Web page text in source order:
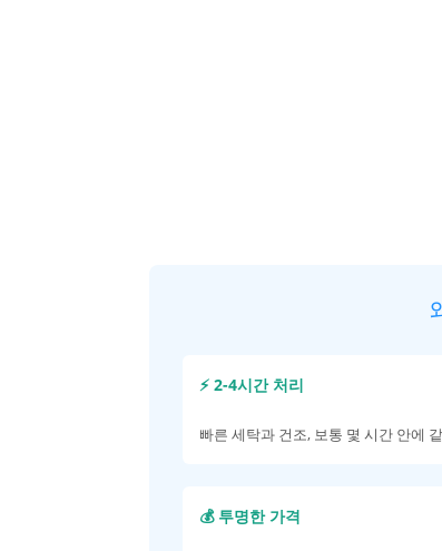
⚡ 2-4시간 처리
빠른 세탁과 건조, 보통 몇 시간 안에
💰 투명한 가격